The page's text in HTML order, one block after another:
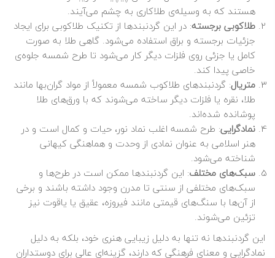
هستند که به وسیله‌ی طلاکاری به چشم می‌آیند.
طلاکوبی برجسته: در این گردنبندها از تکنیک طلاکوبی برای ایجاد
جزئیات برجسته و براق استفاده می‌شود. گاهی طلا به صورت
کامل یا جزئی روی فلزات دیگر کار می‌شود تا طرح شمسه جلوه‌ی
خاصی پیدا کند.
متریال: گردنبندهای طلاکوب شمسه معمولاً از مواد گران‌بها مانند
طلا، نقره یا فلزات دیگر ساخته می‌شوند که با ورق‌های طلا
پوشانده شده‌اند.
نمادگرایی: طرح شمسه اغلب نماد نور، حیات و کمال است و در
هنر اسلامی به عنوان نمادی از وحدت و هماهنگی کیهانی
شناخته می‌شود.
سبک‌های مختلف: این گردنبندها ممکن است در طرح‌ها و
سبک‌های مختلفی از سنتی تا مدرن وجود داشته باشند و برخی
از آن‌ها با سنگ‌های قیمتی مانند فیروزه، عقیق یا یاقوت نیز
تزئین می‌شوند.
این گردنبندها نه تنها به دلیل زیبایی هنری خود، بلکه به دلیل
نمادگرایی و معنای فرهنگی که دارند، گزینه‌ای عالی برای دوستداران